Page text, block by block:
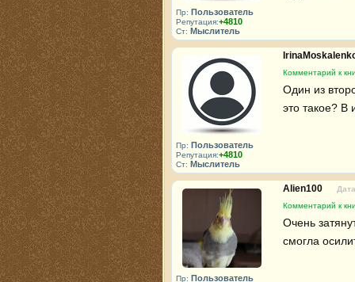
Пр: Пользователь
Репутация:+4810
Ст: Мыслитель
Пр: Пользователь
Репутация:+4810
Ст: Мыслитель
Комментарий к
Один из
это такое? В
Пр: Пользователь
Alien100
Комментарий к
Очень
смогла